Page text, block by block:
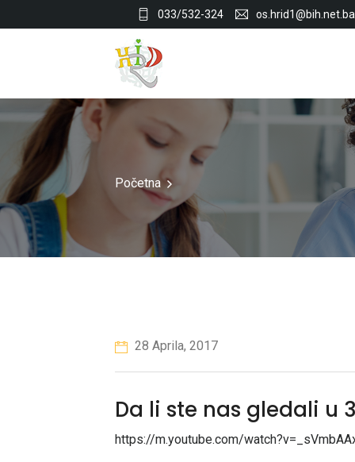
033/532-324 os.hrid1@bih.net.ba
Početna
28 Aprila, 2017
Da li ste nas gledali u
https://m.youtube.com/